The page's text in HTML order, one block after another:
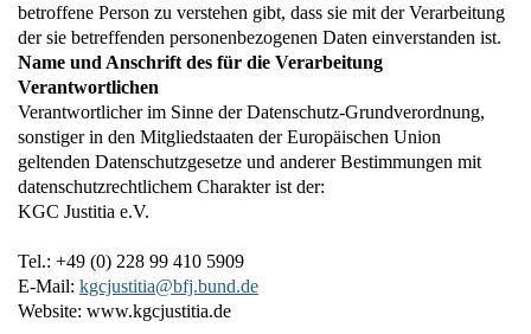
betroffene Person zu verstehen gibt, dass sie mit der Verarbeitung
der sie betreffenden personenbezogenen Daten einverstanden ist.
Name und Anschrift des für die Verarbeitung
Verantwortlichen
Verantwortlicher im Sinne der Datenschutz-Grundverordnung,
sonstiger in den Mitgliedstaaten der Europäischen Union
geltenden Datenschutzgesetze und anderer Bestimmungen mit
datenschutzrechtlichem Charakter ist der:
KGC Justitia e.V.
Tel.: +49 (0) 228 99 410 5909
E-Mail: kgcjustitia@bfj.bund.de
Website: www.kgcjustitia.de